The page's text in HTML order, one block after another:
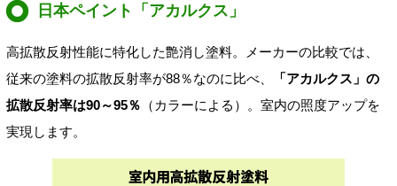
日本ペイント「アカルクス」
高拡散反射性能に特化した艶消し塗料。メーカーの比較では、
従来の塗料の拡散反射率が88％なのに比べ、
「アカルクス」の
拡散反射率は90～95％ （カラーによる）。室内の照度アップを
実現します。